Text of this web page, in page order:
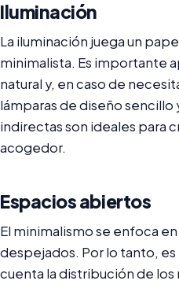
Iluminación
La iluminación juega un
minimalista. Es importante
natural y, en caso de
lámparas de diseño sencillo
indirectas son ideales para
acogedor.
Espacios abiertos
El minimalismo se enfoca
despejados. Por lo tanto,
cuenta la distribución de los